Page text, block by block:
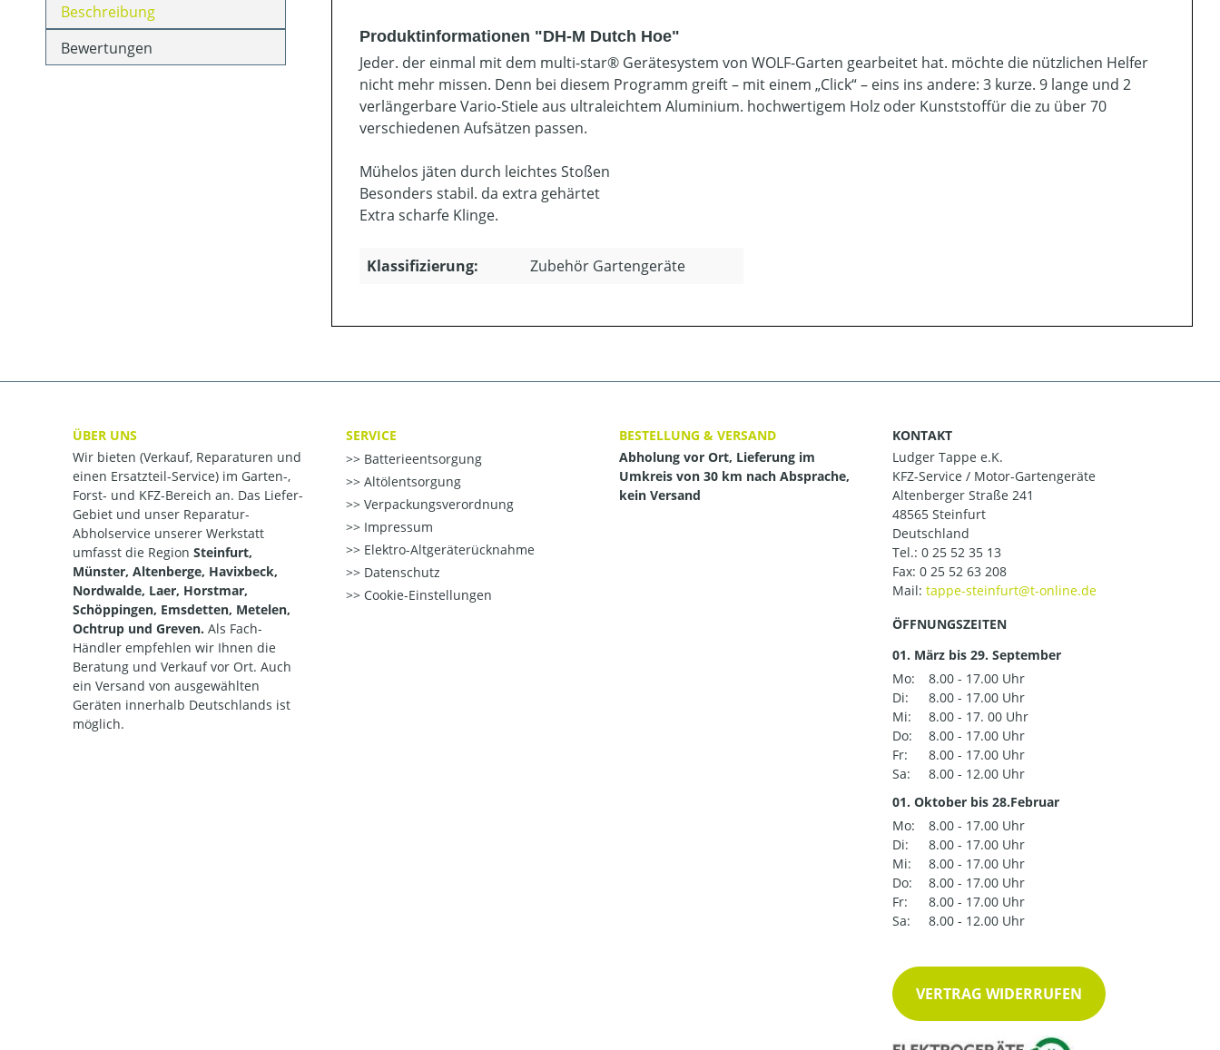
Beschreibung
Bewertungen
Produktinformationen "DH-M Dutch Hoe"
Jeder. der einmal mit dem multi-star® Gerätesystem von WOLF-Garten gearbeitet hat. möchte die nützlichen Helfer
nicht mehr missen. Denn bei diesem Programm greift – mit einem „Click“ – eins ins andere: 3 kurze. 9 lange und 2
verlängerbare Vario-Stiele aus ultraleichtem Aluminium. hochwertigem Holz oder Kunststoffür die zu über 70
verschiedenen Aufsätzen passen.
Mühelos jäten durch leichtes Stoßen
Besonders stabil. da extra gehärtet
Extra scharfe Klinge.
Klassifizierung: Zubehör Gartengeräte
ÜBER UNS
Wir bieten (Verkauf, Reparaturen und
einen Ersatzteil-Service) im Garten-,
Forst- und KFZ-Bereich an. Das Liefer-
Gebiet und unser Reparatur-
Abholservice unserer Werkstatt
umfasst die Region Steinfurt,
Münster, Altenberge, Havixbeck,
Nordwalde, Laer, Horstmar,
Schöppingen, Emsdetten, Metelen,
Ochtrup und Greven. Als Fach-
Händler empfehlen wir Ihnen die
Beratung und Verkauf vor Ort. Auch
ein Versand von ausgewählten
Geräten innerhalb Deutschlands ist
möglich.
SERVICE
Batterieentsorgung
Altölentsorgung
Verpackungsverordnung
Impressum
Elektro-Altgeräterücknahme
Datenschutz
Cookie-Einstellungen
BESTELLUNG & VERSAND
Abholung vor Ort, Lieferung im
Umkreis von 30 km nach Absprache,
kein Versand
KONTAKT
Ludger Tappe e.K.
KFZ-Service / Motor-Gartengeräte
Altenberger Straße 241
48565 Steinfurt
Deutschland
Tel.: 0 25 52 35 13
Fax: 0 25 52 63 208
Mail:
ÖFFNUNGSZEITEN
01. März bis 29. September
Mo:
8.00 - 17.00 Uhr
Di:
8.00 - 17.00 Uhr
Mi:
8.00 - 17. 00 Uhr
Do:
8.00 - 17.00 Uhr
Fr:
8.00 - 17.00 Uhr
Sa:
8.00 - 12.00 Uhr
01. Oktober bis 28.Februar
Mo:
8.00 - 17.00 Uhr
Di:
8.00 - 17.00 Uhr
Mi:
8.00 - 17.00 Uhr
Do:
8.00 - 17.00 Uhr
Fr:
8.00 - 17.00 Uhr
Sa:
8.00 - 12.00 Uhr
VERTRAG WIDERRUFEN